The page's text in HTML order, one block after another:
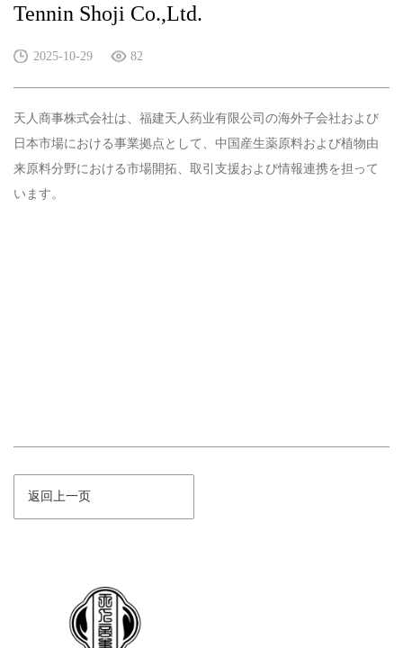
Tennin Shoji Co.,Ltd.
2025-10-29 82
天人商事株式会社は、福建天人药业有限公司の海外子会社および
日本市場における事業拠点として、中国産生薬原料および植物由
来原料分野における市場開拓、取引支援および情報連携を担って
います。
返回上一页